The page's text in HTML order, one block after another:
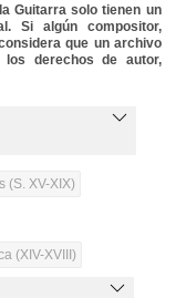
Guitarra solo tienen un
Si algún compositor,
que un archivo
derechos de autor,
(S. XV-XIX)
(XIV-XVIII)